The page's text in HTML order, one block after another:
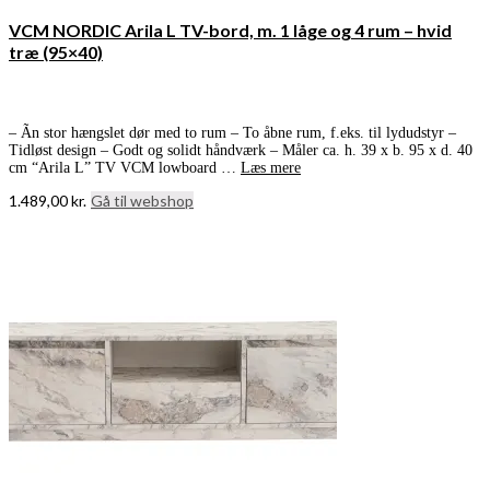
VCM NORDIC Arila L TV-bord, m. 1 låge og 4 rum – hvid
træ (95×40)
– Ãn stor hængslet dør med to rum – To åbne rum, f.eks. til lydudstyr –
Tidløst design – Godt og solidt håndværk – Måler ca. h. 39 x b. 95 x d. 40
cm “Arila L” TV VCM lowboard … Læs mere
1.489,00kr. Gå til webshop